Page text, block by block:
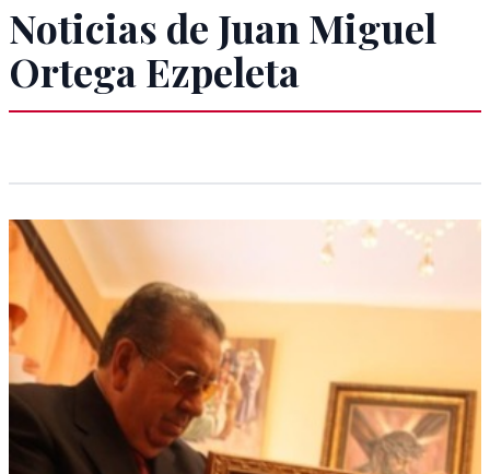
Noticias de Juan Miguel
Ortega Ezpeleta